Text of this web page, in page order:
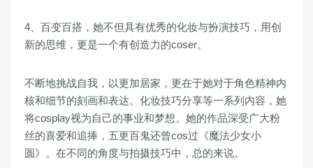
4、百变百搭，她不但具有优秀的化妆与扮演技巧，用创
新的思维，更是一个有创造力的coser。
不断地挑战自我，以更加居家，更在于她对于角色精神内
核和细节的刻画和表达。化妆技巧分享等一系列内容，她
将cosplay视为自己的事业和梦想。她的作品深受广大粉
丝的喜爱和追捧，五更百鬼还曾cos过《魔法少女小
圆》。在不同的角度与拍摄技巧中，总的来说。